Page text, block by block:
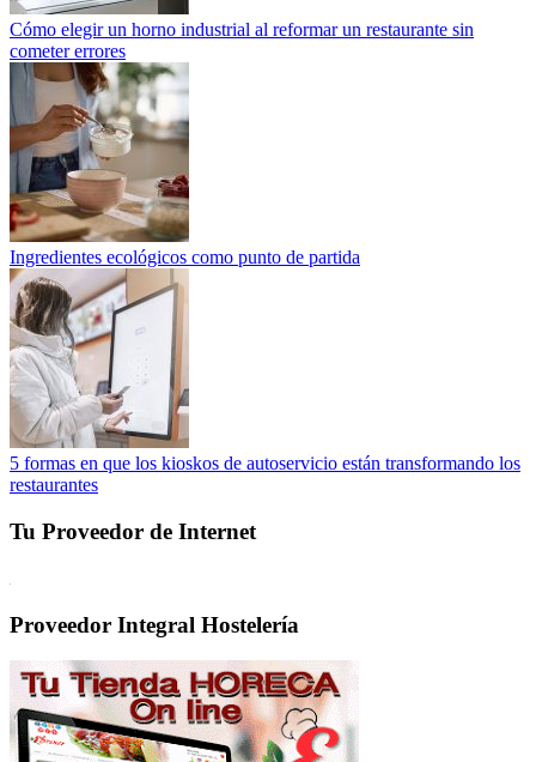
Cómo elegir un horno industrial al reformar un restaurante sin
cometer errores
Ingredientes ecológicos como punto de partida
5 formas en que los kioskos de autoservicio están transformando los
restaurantes
Tu Proveedor de Internet
Proveedor Integral Hostelería